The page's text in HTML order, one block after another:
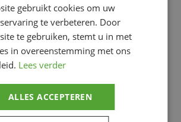
gebruikt cookies om uw
te verbeteren. Door
te gebruiken, stemt u in met
in overeenstemming met ons
Lees verder
ALLES ACCEPTEREN